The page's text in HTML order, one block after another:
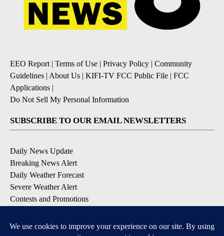
EEO Report | Terms of Use | Privacy Policy | Community
Guidelines | About Us | KIFI-TV FCC Public File | FCC
Applications |
Do Not Sell My Personal Information
SUBSCRIBE TO OUR EMAIL NEWSLETTERS
Daily News Update
Breaking News Alert
Daily Weather Forecast
Severe Weather Alert
Contests and Promotions